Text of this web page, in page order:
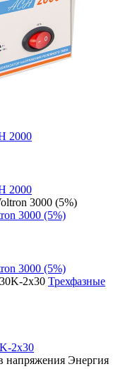
2000
2000
3000 (5%)
3000 (5%)
Трехфазные
2х30